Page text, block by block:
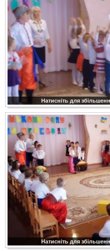
Натисніть для
Натисніть для